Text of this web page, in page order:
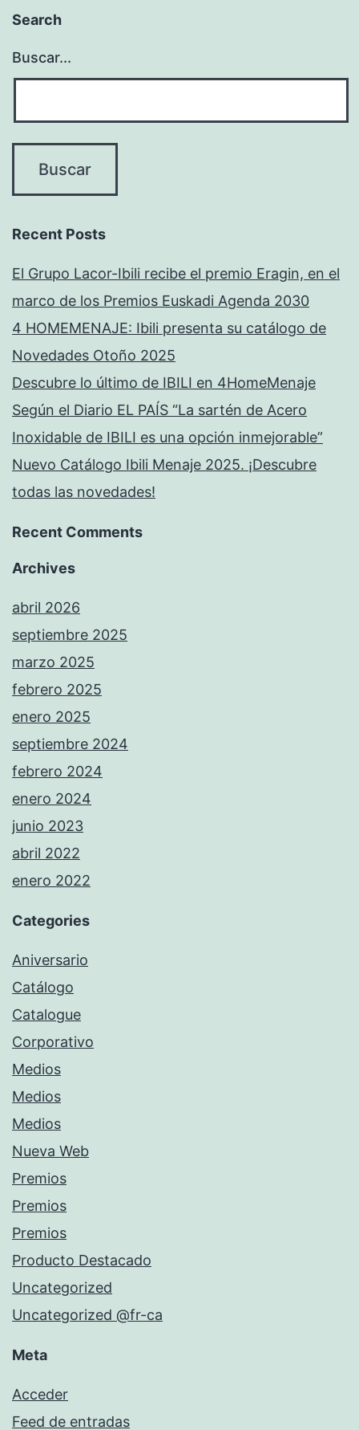
Search
Buscar...
Recent Posts
El Grupo Lacor-Ibili recibe el premio Eragin, en el
marco de los Premios Euskadi Agenda 2030
4 HOMEMENAJE: Ibili presenta su catálogo de
Novedades Otoño 2025
Descubre lo último de IBILI en 4HomeMenaje
Según el Diario EL PAÍS “La sartén de Acero
Inoxidable de IBILI es una opción inmejorable”
Nuevo Catálogo Ibili Menaje 2025. ¡Descubre
todas las novedades!
Recent Comments
Archives
abril 2026
septiembre 2025
marzo 2025
febrero 2025
enero 2025
septiembre 2024
febrero 2024
enero 2024
junio 2023
abril 2022
enero 2022
Categories
Aniversario
Catálogo
Catalogue
Corporativo
Medios
Medios
Medios
Nueva Web
Premios
Premios
Premios
Producto Destacado
Uncategorized
Uncategorized @fr-ca
Meta
Acceder
Feed de entradas